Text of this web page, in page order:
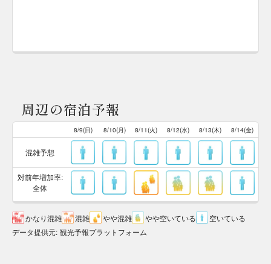
周辺の宿泊予報
8/9(日) 8/10(月) 8/11(火) 8/12(水) 8/13(木) 8/14(金)
混雑予想
対前年増加率:
全体
かなり混雑 混雑 やや混雑 やや空いている
空いている
データ提供元: 観光予報プラットフォーム